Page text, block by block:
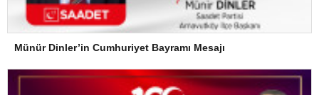
Münür Dinler’in Cumhuriyet Bayramı Mesajı